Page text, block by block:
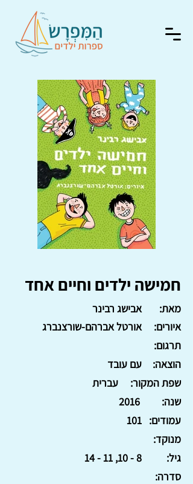
חמישה ילדים וחיים אחד
אבישג רבינר
מאת:
אורטל אברהם-שורצנברג
איורים:
תרגום:
עם עובד
הוצאה:
עברית
שפת המקור:
2016
שנה:
101 עמודים:
מנוקד:
8 - 10, 11 - 14
גיל:
סדרה: